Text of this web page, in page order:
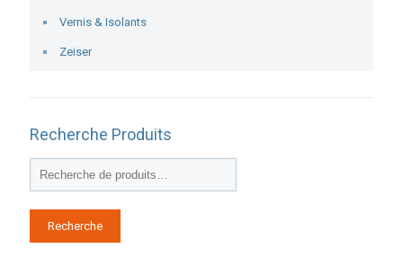
Vernis & Isolants
Zeiser
Recherche Produits
Recherche